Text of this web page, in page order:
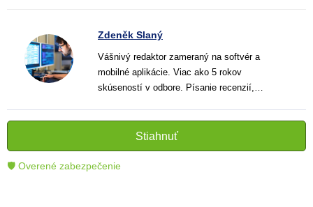
Zdeněk Slaný
Vášnivý redaktor zameraný na softvér a
mobilné aplikácie. Viac ako 5 rokov
skúseností v odbore. Písanie recenzií,
informatívnych textov, ktoré pomáhajú
čitateľom lepšie porozumieť a využiť moderné
technológie.
Stiahnuť
🛡 Overené zabezpečenie